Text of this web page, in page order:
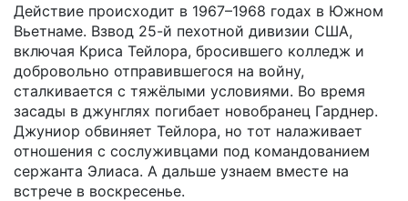
Действие происходит в 1967–1968 годах в Южном
Вьетнаме. Взвод 25-й пехотной дивизии США,
включая Криса Тейлора, бросившего колледж и
добровольно отправившегося на войну,
сталкивается с тяжёлыми условиями. Во время
засады в джунглях погибает новобранец Гарднер.
Джуниор обвиняет Тейлора, но тот налаживает
отношения с сослуживцами под командованием
сержанта Элиаса. А дальше узнаем вместе на
встрече в воскресенье.